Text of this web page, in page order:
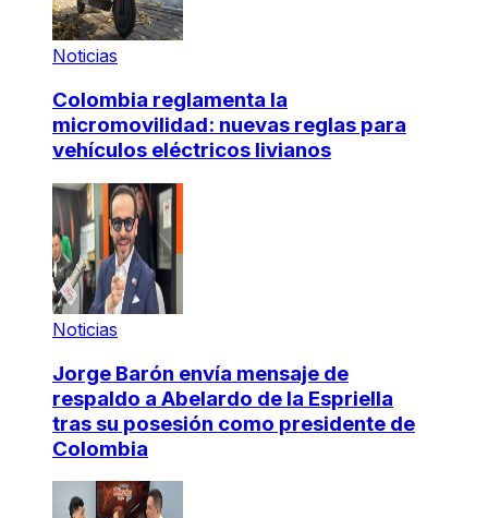
Noticias
Colombia reglamenta la
micromovilidad: nuevas reglas para
vehículos eléctricos livianos
Noticias
Jorge Barón envía mensaje de
respaldo a Abelardo de la Espriella
tras su posesión como presidente de
Colombia